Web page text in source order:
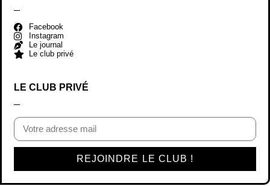
Facebook
Instagram
Le journal
Le club privé
LE CLUB PRIVÉ
REJOINDRE LE CLUB !